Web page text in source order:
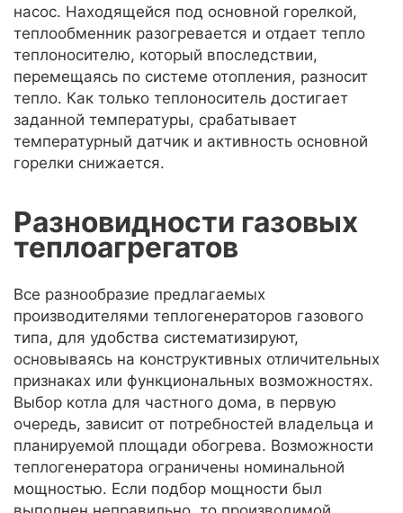
насос. Находящейся под основной горелкой,
теплообменник разогревается и отдает тепло
теплоносителю, который впоследствии,
перемещаясь по системе отопления, разносит
тепло. Как только теплоноситель достигает
заданной температуры, срабатывает
температурный датчик и активность основной
горелки снижается.
Разновидности газовых
теплоагрегатов
Все разнообразие предлагаемых
производителями теплогенераторов газового
типа, для удобства систематизируют,
основываясь на конструктивных отличительных
признаках или функциональных возможностях.
Выбор котла для частного дома, в первую
очередь, зависит от потребностей владельца и
планируемой площади обогрева. Возможности
теплогенератора ограничены номинальной
мощностью. Если подбор мощности был